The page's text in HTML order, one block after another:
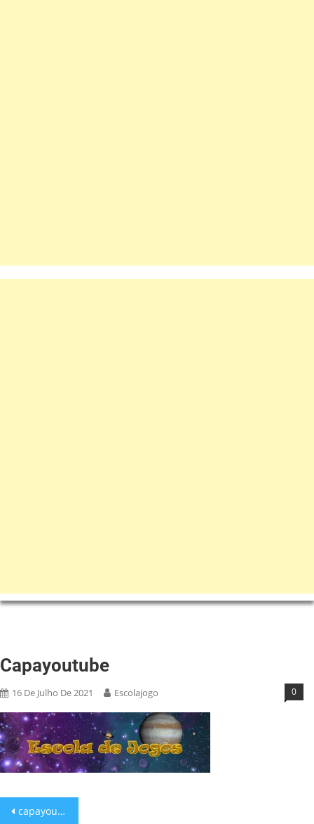
Capayoutube
16 De Julho De 2021 Escolajogo 0
capayoutube